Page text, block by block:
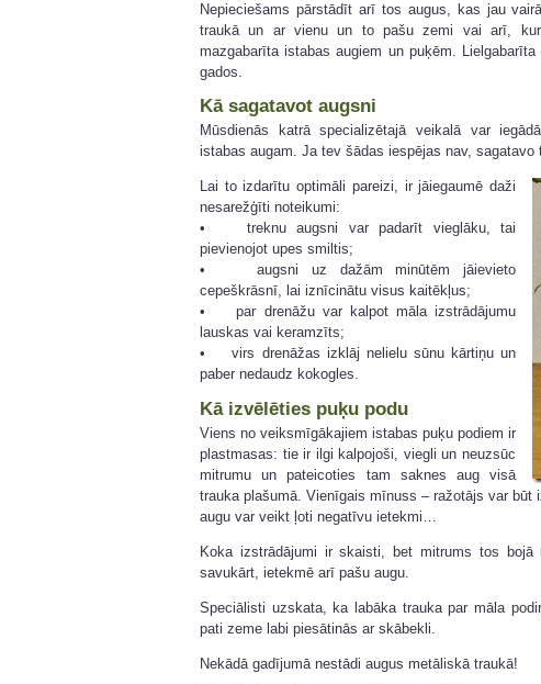
Nepieciešams pārstādīt arī tos augus, kas jau
traukā un ar vienu un to pašu zemi vai arī,
mazgabarīta istabas augiem un puķēm.
gados.
Kā sagatavot augsni
Mūsdienās katrā specializētajā veikalā var
istabas augam. Ja tev šādas iespējas nav, sagatavo
Lai to izdarītu optimāli pareizi, ir jāiegaumē daži
nesarežģīti noteikumi:
• treknu augsni var padarīt vieglāku, tai
pievienojot upes smiltis;
• augsni uz dažām minūtēm jāievieto
cepeškrāsnī, lai iznīcinātu visus kaitēkļus;
• par drenāžu var kalpot māla izstrādājumu
lauskas vai keramzīts;
• virs drenāžas izklāj nelielu sūnu kārtiņu un
paber nedaudz kokogles.
Kā izvēlēties puķu podu
Viens no veiksmīgākajiem istabas puķu podiem ir
plastmasas: tie ir ilgi kalpojoši, viegli un neuzsūc
mitrumu un pateicoties tam saknes aug visā
trauka plašumā. Vienīgais mīnuss – ražotājs var
augu var veikt ļoti negatīvu ietekmi…
Koka izstrādājumi ir skaisti, bet mitrums tos
savukārt, ietekmē arī pašu augu.
Speciālisti uzskata, ka labāka trauka par māla
pati zeme labi piesātinās ar skābekli.
Nekādā gadījumā nestādi augus metāliskā traukā!